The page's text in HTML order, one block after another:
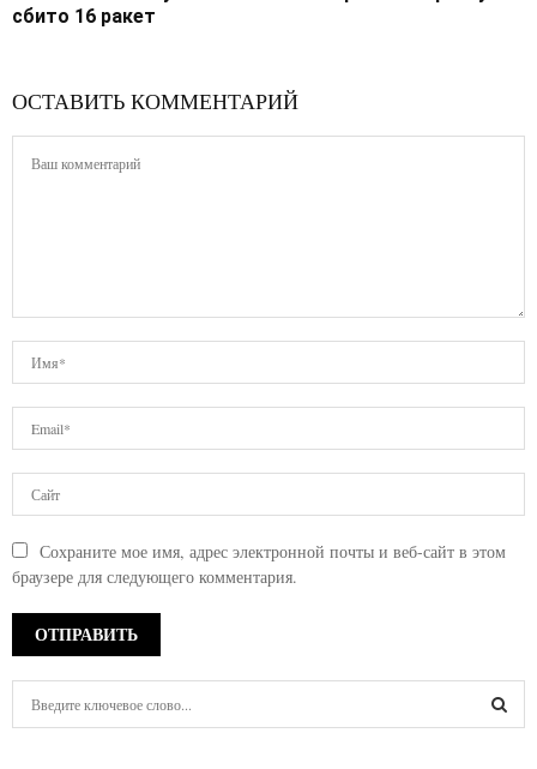
сбито 16 ракет
ОСТАВИТЬ КОММЕНТАРИЙ
Сохраните мое имя, адрес электронной почты и веб-сайт в этом
браузере для следующего комментария.